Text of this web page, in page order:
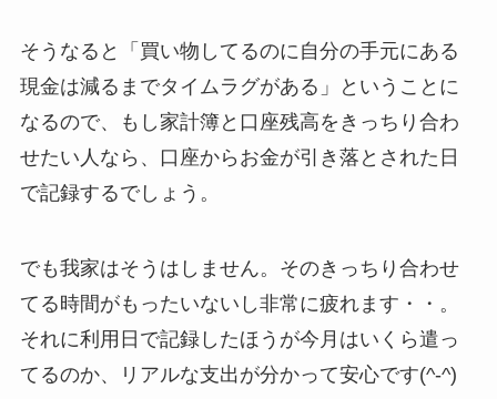
そうなると「買い物してるのに自分の手元にある
現金は減るまでタイムラグがある」ということに
なるので、もし家計簿と口座残高をきっちり合わ
せたい人なら、口座からお金が引き落とされた日
で記録するでしょう。
でも我家はそうはしません。そのきっちり合わせ
てる時間がもったいないし非常に疲れます・・。
それに利用日で記録したほうが今月はいくら遣っ
てるのか、リアルな支出が分かって安心です(^-^)